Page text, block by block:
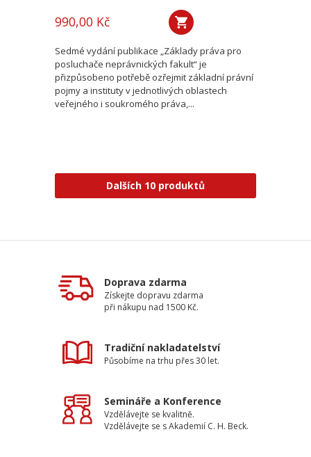
990,00 Kč
Sedmé vydání publikace „Základy práva pro
posluchače neprávnických fakult“ je
přizpůsobeno potřebě ozřejmit základní právní
pojmy a instituty v jednotlivých oblastech
veřejného i soukromého práva,...
Dalších 10 produktů
Doprava zdarma
Získejte dopravu zdarma
při nákupu nad 1500 Kč.
Tradiční nakladatelství
Působíme na trhu přes 30 let.
Semináře a Konference
Vzdělávejte se kvalitně.
Vzdělávejte se s Akademií C. H. Beck.